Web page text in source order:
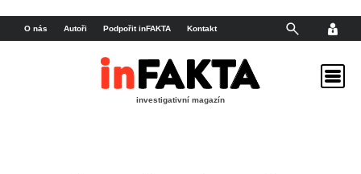
investigativní magazín
O nás Autoři Podpořit inFAKTA Kontakt